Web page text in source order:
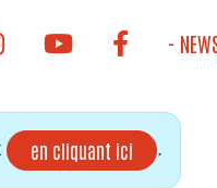
INSTAGRAM DE LAYOUTUBE DE LA
FACEBOOK
-
en cliquant ici .